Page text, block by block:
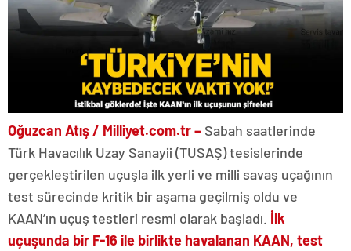
Oğuzcan Atış / Milliyet.com.tr – Sabah saatlerinde
Türk Havacılık Uzay Sanayii (TUSAŞ) tesislerinde
gerçekleştirilen uçuşla ilk yerli ve milli savaş uçağının
test sürecinde kritik bir aşama geçilmiş oldu ve
KAAN’ın uçuş testleri resmi olarak başladı. İlk
uçuşunda bir F-16 ile birlikte havalanan KAAN, test